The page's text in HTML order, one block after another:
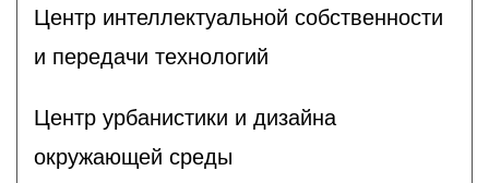
Центр интеллектуальной собственности
и передачи технологий
Центр урбанистики и дизайна
окружающей среды